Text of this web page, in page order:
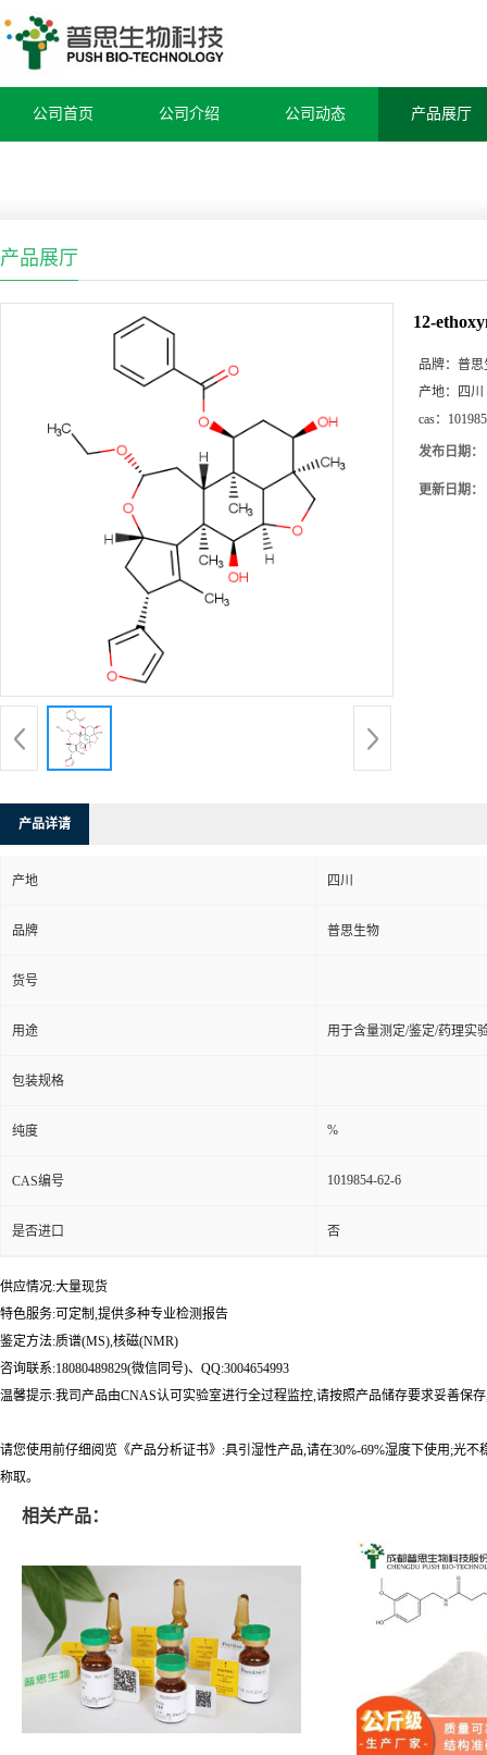
公司首页 公司介绍 公司动态 产品展厅
产品展厅
12-
品牌： 普思
产地：
四川
cas：
发布日期：
更新日期：
产品详请
产地 四川
品牌 普思生物
货号
用途 用于含量测定/鉴定/药理实
包装规格
纯度 %
CAS编号 1019854-62-6
是否进口 否
供应情况:大量现货
特色服务:可定制,提供多种专业检测报告
鉴定方法:质谱(MS),核磁(NMR)
咨询联系:18080489829(微信同号)、QQ:3004654993
温馨提示:我司产品由CNAS认可实验室进行全过程监控,请按照产品储存要求妥善保
请您使用前仔细阅览《产品分析证书》:具引湿性产品,请在30%-69%湿度下使用;光
称取。
相关产品：